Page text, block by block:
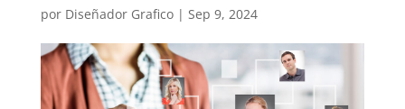
por Diseñador Grafico| Sep 9, 2024